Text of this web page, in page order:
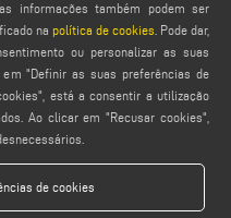
informações também podem ser
na política de cookies . Pode dar,
ou personalizar as suas
"Definir as suas preferências de
está a consentir a utilização
Ao clicar em "Recusar cookies",
de cookies